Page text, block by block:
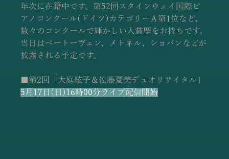
年次に在籍中です。 第52回スタインウェイ国際ピ
アノコンクール(ドイツ)カテゴリーＡ第1位など、
数々のコンクールで輝かしい入賞歴をお持ちです。
当日はベートーヴェン、メトネル、ショパンなどが
披露される予定です。
■第2回「大庭絃子＆佐藤夏美デュオリサイタル」
5月17日(日)16時00分ライブ配信開始